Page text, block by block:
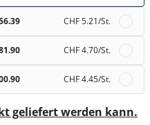
CHF 5.21/St.
CHF 4.70/St.
CHF 4.45/St.
geliefert werden kann.